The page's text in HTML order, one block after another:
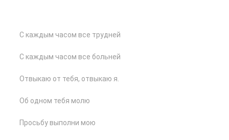
С каждым часом все трудней
С каждым часом все больней
Отвыкаю от тебя, отвыкаю я.
Об одном тебя молю
Просьбу выполни мою